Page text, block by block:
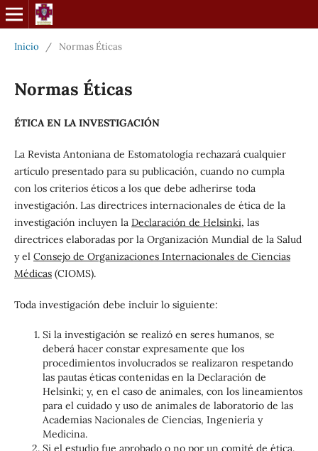
Inicio / Normas Éticas
Normas Éticas
ÉTICA EN LA INVESTIGACIÓN
La Revista Antoniana de Estomatología rechazará cualquier
artículo presentado para su publicación, cuando no cumpla
con los criterios éticos a los que debe adherirse toda
investigación. Las directrices internacionales de ética de la
investigación incluyen la Declaración de Helsinki, las
directrices elaboradas por la Organización Mundial de la Salud
y el Consejo de Organizaciones Internacionales de Ciencias
Médicas(CIOMS).
Toda investigación debe incluir lo siguiente:
Si la investigación se realizó en seres humanos, se
deberá hacer constar expresamente que los
procedimientos involucrados se realizaron respetando
las pautas éticas contenidas en la Declaración de
Helsinki; y, en el caso de animales, con los lineamientos
para el cuidado y uso de animales de laboratorio de las
Academias Nacionales de Ciencias, Ingeniería y
Medicina.
Si el estudio fue aprobado o no por un comité de ética.